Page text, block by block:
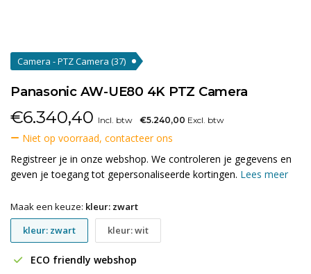
Camera - PTZ Camera (37)
Panasonic AW-UE80 4K PTZ Camera
€6.340,40 Incl. btw €5.240,00 Excl. btw
Niet op voorraad, contacteer ons
Registreer je in onze webshop. We controleren je gegevens en
geven je toegang tot gepersonaliseerde kortingen. Lees meer
Maak een keuze: kleur: zwart
kleur: zwart
kleur: wit
ECO friendly webshop